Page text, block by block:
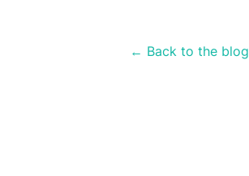
← Back to the blog